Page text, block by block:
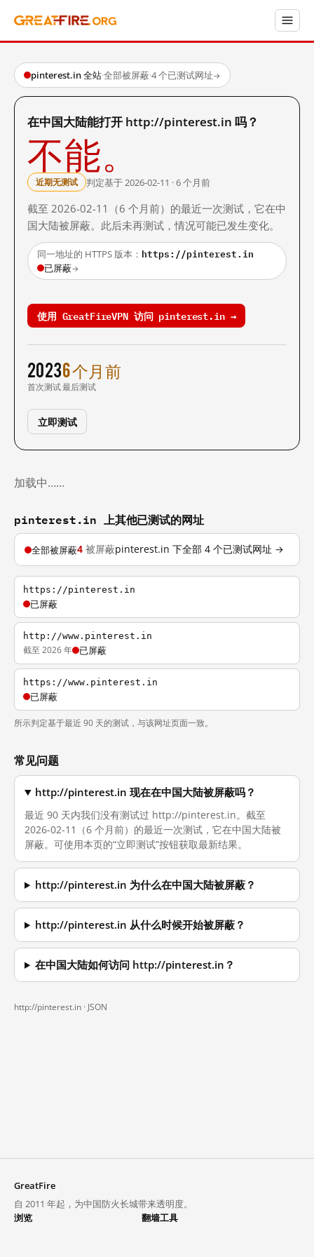
pinterest.in 全站·全部被屏蔽·4 个已测试网址→
在中国大陆能打开 http://pinterest.in 吗？
不能。
近期无测试 判定基于 2026-02-11 · 6 个月前
截至 2026-02-11（6 个月前）的最近一次测试，它在中
国大陆被屏蔽。此后未再测试，情况可能已发生变化。
同一地址的 HTTPS 版本： https://pinterest.in
已屏蔽→
使用 GreatFireVPN 访问 pinterest.in →
2023
首次测试
6 个月前
最后测试
立即测试
加载中……
pinterest.in 上其他已测试的网址
全部被屏蔽4 被屏蔽pinterest.in 下全部 4 个已测试网址 →
https://pinterest.in
已屏蔽
http://www.pinterest.in
截至 2026 年 已屏蔽
https://www.pinterest.in
已屏蔽
所示判定基于最近 90 天的测试，与该网址页面一致。
常见问题
http://pinterest.in 现在在中国大陆被屏蔽吗？
最近 90 天内我们没有测试过 http://pinterest.in。截至
2026-02-11（6 个月前）的最近一次测试，它在中国大陆被
屏蔽。可使用本页的“立即测试”按钮获取最新结果。
http://pinterest.in 为什么在中国大陆被屏蔽？
http://pinterest.in 从什么时候开始被屏蔽？
在中国大陆如何访问 http://pinterest.in？
http://pinterest.in · JSON
GreatFire
自 2011 年起，为中国防火长城带来透明度。
浏览
翻墙工具